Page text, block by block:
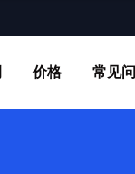
价格 常见